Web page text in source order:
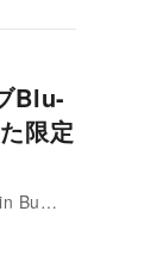
Blu-
限定
in Bu…